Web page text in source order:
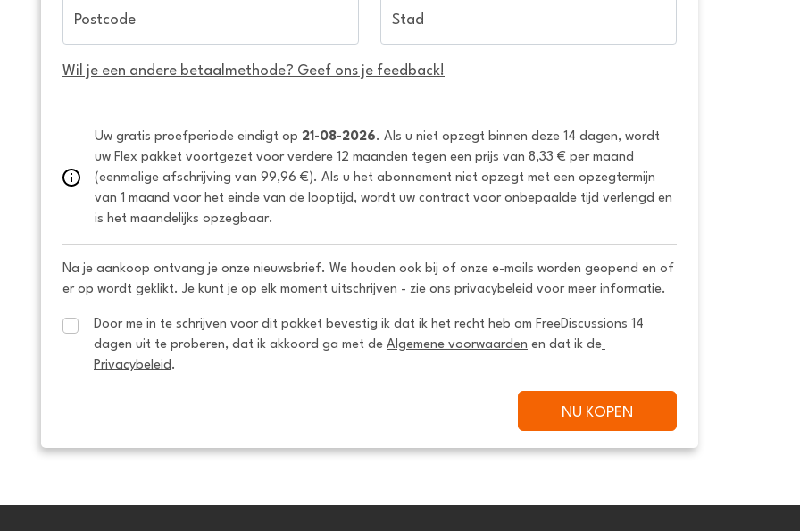
Postcode Stad
Wil je een andere betaalmethode? Geef ons je feedback!
Uw gratis proefperiode eindigt op 21-08-2026. Als u niet opzegt binnen deze 14 dagen, wordt
uw Flex pakket voortgezet voor verdere 12 maanden tegen een prijs van 8,33 € per maand
(eenmalige afschrijving van 99,96 €). Als u het abonnement niet opzegt met een opzegtermijn
van 1 maand voor het einde van de looptijd, wordt uw contract voor onbepaalde tijd verlengd en
is het maandelijks opzegbaar.
Na je aankoop ontvang je onze nieuwsbrief. We houden ook bij of onze e-mails worden geopend en of
er op wordt geklikt. Je kunt je op elk moment uitschrijven - zie ons privacybeleid voor meer informatie.
Door me in te schrijven voor dit pakket bevestig ik dat ik het recht heb om FreeDiscussions 14
dagen uit te proberen, dat ik akkoord ga met de Algemene voorwaarden en dat ik de
Privacybeleid .
NU KOPEN